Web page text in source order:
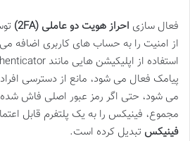
فعال سازی احراز هویت دو عاملی (2FA)
از امنیت را به حساب های کاربری اضافه
پیامک فعال می شود، مانع از دسترسی
می شود، حتی اگر رمز عبور اصلی فاش شده
مجموع، فینیکس را به یک پلتفرم قابل
فینیکس تبدیل کرده است.